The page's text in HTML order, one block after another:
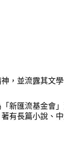
，並流露其文
新匯流基金會」
有長篇小說、